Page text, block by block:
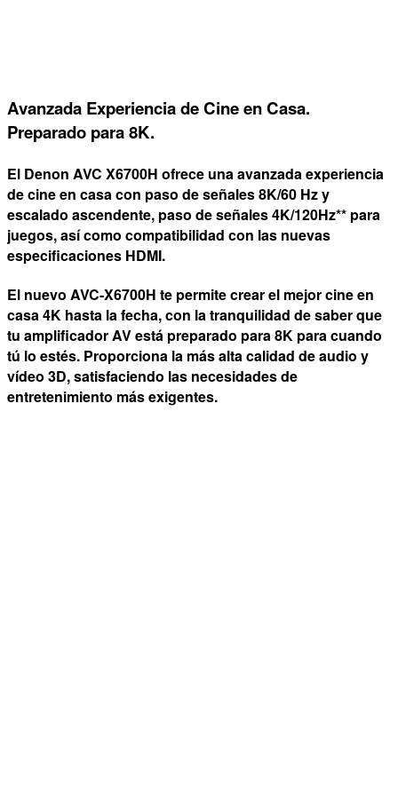
Avanzada Experiencia de Cine en Casa.
Preparado para 8K.
El Denon AVC X6700H ofrece una avanzada experiencia
de cine en casa con paso de señales 8K/60 Hz y
escalado ascendente, paso de señales 4K/120Hz** para
juegos, así como compatibilidad con las nuevas
especificaciones HDMI.
El nuevo AVC-X6700H te permite crear el mejor cine en
casa 4K hasta la fecha, con la tranquilidad de saber que
tu amplificador AV está preparado para 8K para cuando
tú lo estés. Proporciona la más alta calidad de audio y
vídeo 3D, satisfaciendo las necesidades de
entretenimiento más exigentes.